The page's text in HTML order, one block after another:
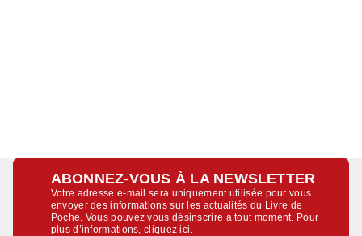
ABONNEZ-VOUS À LA NEWSLETTER
Votre adresse e-mail sera uniquement utilisée pour vous
envoyer des informations sur les actualités du Livre de
Poche. Vous pouvez vous désinscrire à tout moment. Pour
plus d’informations,cliquez ici